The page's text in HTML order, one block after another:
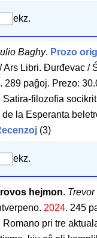
ekz.
Baghy. Prozo
Ars Libri. Đurđevac /
. 289 paĝoj. Prezo:
Satira-filozofia
la Esperanta
(3)
ekz.
hejmon.
2024. 245
Romano pri tre